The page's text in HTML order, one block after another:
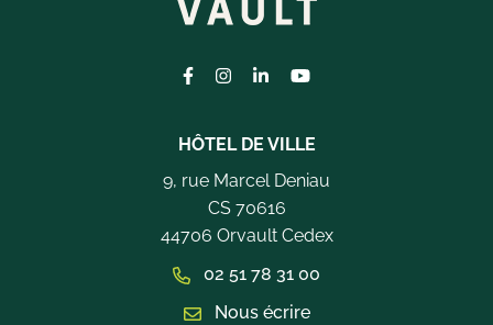
Lien vers le compte Facebook
Lien vers le compte Instagram
Lien vers le compte Linkedin
Lien vers la chaîne
HÔTEL DE VILLE
9, rue Marcel Deniau
CS 70616
44706 Orvault Cedex
02 51 78 31 00
Nous écrire